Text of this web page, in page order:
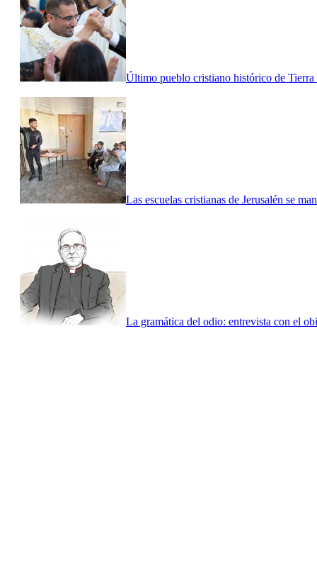
Último pueblo cristiano histórico de Tierra
Las escuelas cristianas de Jerusalén se
La gramática del odio: entrevista con el